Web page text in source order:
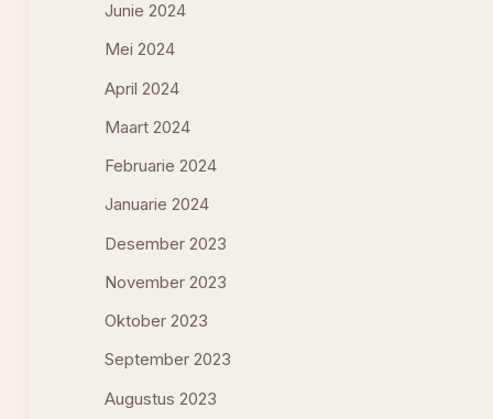
Junie 2024
Mei 2024
April 2024
Maart 2024
Februarie 2024
Januarie 2024
Desember 2023
November 2023
Oktober 2023
September 2023
Augustus 2023